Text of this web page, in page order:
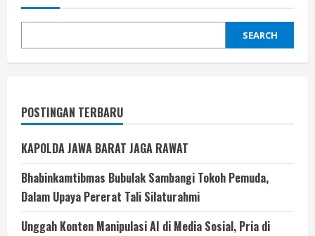
SEARCH
POSTINGAN TERBARU
KAPOLDA JAWA BARAT JAGA RAWAT
Bhabinkamtibmas Bubulak Sambangi Tokoh Pemuda,
Dalam Upaya Pererat Tali Silaturahmi
Unggah Konten Manipulasi AI di Media Sosial, Pria di